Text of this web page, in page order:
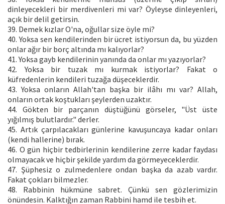
dinleyecekleri bir merdivenleri mi var? Öyleyse dinleyenleri,
açık bir delil getirsin.
39. Demek kızlar O'na, oğullar size öyle mi?
40. Yoksa sen kendilerinden bir ücret istiyorsun da, bu yüzden
onlar ağır bir borç altında mı kalıyorlar?
41. Yoksa gayb kendilerinin yanında da onlar mı yazıyorlar?
42. Yoksa bir tuzak mı kurmak istiyorlar? Fakat o
küfredenlerin kendileri tuzağa düşeceklerdir.
43. Yoksa onların Allah'tan başka bir ilâhı mı var? Allah,
onların ortak koştukları şeylerden uzaktır.
44. Gökten bir parçanın düştüğünü görseler, "Üst üste
yığılmış bulutlardır." derler.
45. Artık çarpılacakları günlerine kavuşuncaya kadar onları
(kendi hallerine) bırak.
46. O gün hiçbir tedbirlerinin kendilerine zerre kadar faydası
olmayacak ve hiçbir şekilde yardım da görmeyeceklerdir.
47. Şüphesiz o zulmedenlere ondan başka da azab vardır.
Fakat çokları bilmezler.
48. Rabbinin hükmüne sabret. Çünkü sen gözlerimizin
önündesin. Kalktığın zaman Rabbini hamd ile tesbih et.